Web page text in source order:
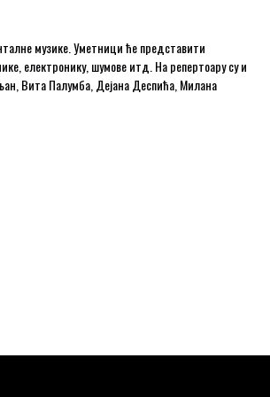
музике. Уметници ће представити
електронику, шумове итд. На репертоару су и
Вита Палумба, Дејана Деспића, Милана